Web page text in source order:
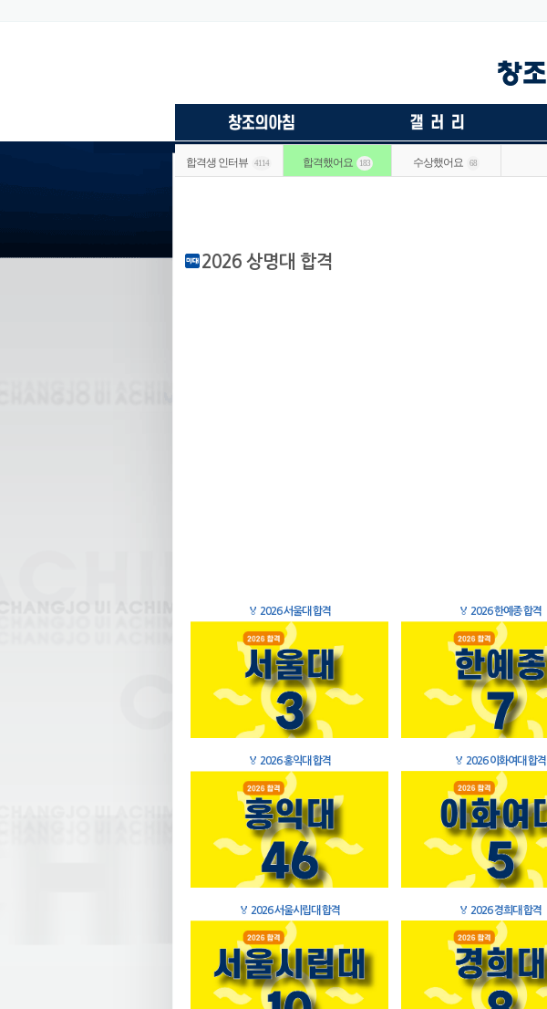
합격생 인터뷰 4114 합격했어요 183 수상했어요 68
2026 상명대 합격
🏅 2026 서울대 합격 🏅 2026 한예종 합격
🏅 2026 홍익대 합격 🏅 2026 이화여대 합격
🏅 2026 서울시립대 합격 🏅 2026 경희대 합격